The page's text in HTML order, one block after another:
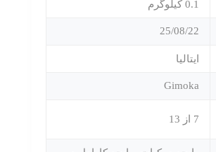
0.1 کیلوگرم
25/08/22
ایتالیا
Gimoka
7 از 13